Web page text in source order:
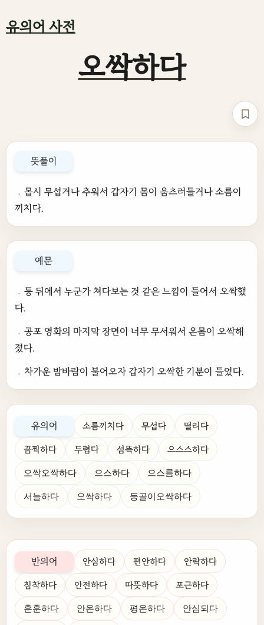
유의어 사전
오싹하다
책갈
뜻풀이
﹒몹시 무섭거나 추워서 갑자기 몸이 움츠러들거나 소름이
끼치다.
예문
﹒등 뒤에서 누군가 쳐다보는 것 같은 느낌이 들어서 오싹했
다.
﹒공포 영화의 마지막 장면이 너무 무서워서 온몸이 오싹해
졌다.
﹒차가운 밤바람이 불어오자 갑자기 오싹한 기분이 들었다.
유의어 소름끼치다 무섭다 떨리다
끔찍하다 두렵다 섬뜩하다 으스스하다
오싹오싹하다 으스하다 으스름하다
서늘하다 오싹하다 등골이오싹하다
반의어 안심하다 편안하다 안락하다
침착하다 안전하다 따뜻하다 포근하다
훈훈하다 안온하다 평온하다 안심되다